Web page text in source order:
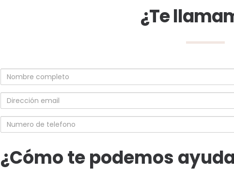
¿Te
Nombre
completo
Dirección
email
Numero
de
¿Cómo te podemos